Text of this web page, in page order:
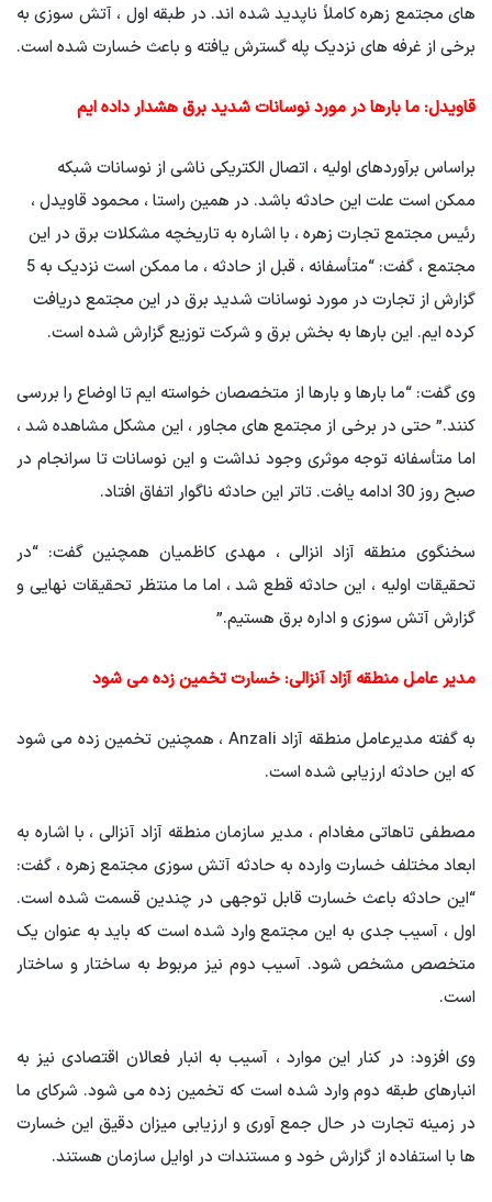
های مجتمع زهره کاملاً ناپدید شده اند. در طبقه اول ، آتش سوزی به
برخی از غرفه های نزدیک پله گسترش یافته و باعث خسارت شده است.
قاویدل: ما بارها در مورد نوسانات شدید برق هشدار داده ایم
براساس برآوردهای اولیه ، اتصال الکتریکی ناشی از نوسانات شبکه
ممکن است علت این حادثه باشد. در همین راستا ، محمود قاویدل ،
رئیس مجتمع تجارت زهره ، با اشاره به تاریخچه مشکلات برق در این
مجتمع ، گفت: “متأسفانه ، قبل از حادثه ، ما ممکن است نزدیک به 5
گزارش از تجارت در مورد نوسانات شدید برق در این مجتمع دریافت
کرده ایم. این بارها به بخش برق و شرکت توزیع گزارش شده است.
وی گفت: “ما بارها و بارها از متخصصان خواسته ایم تا اوضاع را بررسی
کنند.” حتی در برخی از مجتمع های مجاور ، این مشکل مشاهده شد ،
اما متأسفانه توجه موثری وجود نداشت و این نوسانات تا سرانجام در
صبح روز 30 ادامه یافت. تاتر این حادثه ناگوار اتفاق افتاد.
سخنگوی منطقه آزاد انزالی ، مهدی کاظمیان همچنین گفت: “در
تحقیقات اولیه ، این حادثه قطع شد ، اما ما منتظر تحقیقات نهایی و
گزارش آتش سوزی و اداره برق هستیم.”
مدیر عامل منطقه آزاد آنزالی: خسارت تخمین زده می شود
به گفته مدیرعامل منطقه آزاد Anzali ، همچنین تخمین زده می شود
که این حادثه ارزیابی شده است.
مصطفی تاهاتی مغادام ، مدیر سازمان منطقه آزاد آنزالی ، با اشاره به
ابعاد مختلف خسارت وارده به حادثه آتش سوزی مجتمع زهره ، گفت:
“این حادثه باعث خسارت قابل توجهی در چندین قسمت شده است.
اول ، آسیب جدی به این مجتمع وارد شده است که باید به عنوان یک
متخصص مشخص شود. آسیب دوم نیز مربوط به ساختار و ساختار
است.
وی افزود: در کنار این موارد ، آسیب به انبار فعالان اقتصادی نیز به
انبارهای طبقه دوم وارد شده است که تخمین زده می شود. شرکای ما
در زمینه تجارت در حال جمع آوری و ارزیابی میزان دقیق این خسارت
ها با استفاده از گزارش خود و مستندات در اوایل سازمان هستند.